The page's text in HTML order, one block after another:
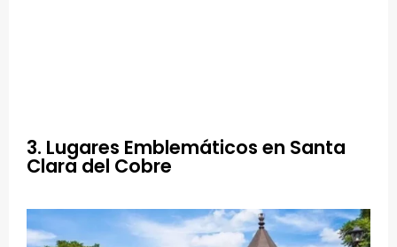
3. Lugares Emblemáticos en Santa
Clara del Cobre